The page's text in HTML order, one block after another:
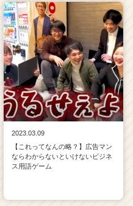
2023.03.09
【これってなんの略？】広告マン
ならわからないといけないビジネ
ス用語ゲーム